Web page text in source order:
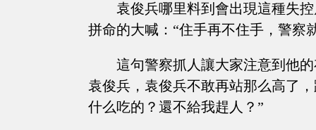
袁俊兵哪里料到會出現這種失
拼命的大喊：“住手再不住手，警察
這句警察抓人讓大家注意到他
袁俊兵，袁俊兵不敢再站那么高了
什么吃的？還不給我趕人？”